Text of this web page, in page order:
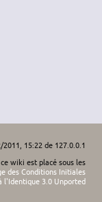
15:22 de 127.0.0.1
wiki est placé sous les
des Conditions Initiales
l'Identique 3.0 Unported